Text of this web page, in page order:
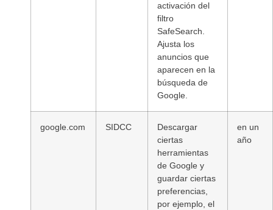
activación del
filtro
SafeSearch.
Ajusta los
anuncios que
aparecen en la
búsqueda de
Google.
google.com SIDCC
Descargar
ciertas
herramientas
de Google y
guardar ciertas
preferencias,
por ejemplo, el
en un
año